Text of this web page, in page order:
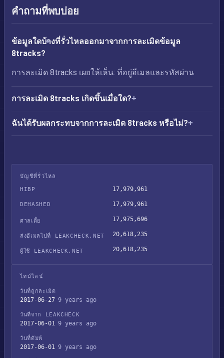
คำถามที่พบบ่อย
ข้อมูลใดบ้างที่รั่วไหลออกมาจากการละเมิดข้อมูล
8tracks?
การละเมิด 8tracks เผยให้เห็น: ที่อยู่อีเมลและรหัสผ่าน
การละเมิด 8tracks เกิดขึ้นเมื่อใด?
ฉันได้รับผลกระทบจากการละเมิด 8tracks หรือไม่?
บัญชีที่รั่วไหล
HIBP
17,979,961
DEHASHED 17,979,961
ศาลเตี้ย 17,975,696
ส่งอีเมลไปที่ LEAKCHECK.NET 20,618,235
ผู้ใช้ LEAKCHECK.NET 20,618,235
ไทม์ไลน์
วันที่ถูกละเมิด
2017-06-27 9 years ago
วันที่จาก LEAKCHECK
2017-06-01 9 years ago
วันที่ดัมพ์
2017-06-01 9 years ago